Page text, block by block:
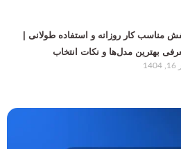
مناسب کار روزانه و استفاده طولانی |
بهترین مدل‌ها و نکات انتخاب